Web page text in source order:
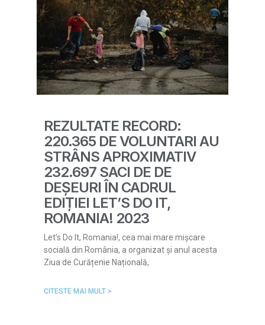
REZULTATE RECORD:
220.365 DE VOLUNTARI AU
STRÂNS APROXIMATIV
232.697 SACI DE DE
DEȘEURI ÎN CADRUL
EDIȚIEI LET’S DO IT,
ROMANIA! 2023
Let’s Do It, Romania!, cea mai mare mișcare
socială din România, a organizat și anul acesta
Ziua de Curățenie Națională,
CITESTE MAI MULT >